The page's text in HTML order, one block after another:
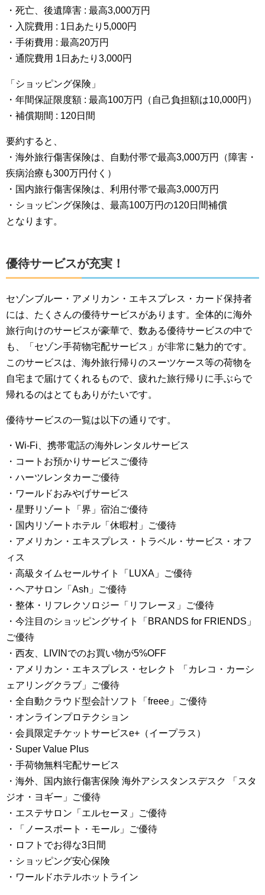
・死亡、後遺障害 : 最高3,000万円
・入院費用 : 1日あたり5,000円
・手術費用 : 最高20万円
・通院費用 1日あたり3,000円
「ショッピング保険」
・年間保証限度額 : 最高100万円（自己負担額は10,000円）
・補償期間 : 120日間
要約すると、
・海外旅行傷害保険は、自動付帯で最高3,000万円（障害・
疾病治療も300万円付く）
・国内旅行傷害保険は、利用付帯で最高3,000万円
・ショッピング保険は、最高100万円の120日間補償
となります。
優待サービスが充実！
セゾンブルー・アメリカン・エキスプレス・カード保持者
には、たくさんの優待サービスがあります。全体的に海外
旅行向けのサービスが豪華で、数ある優待サービスの中で
も、「セゾン手荷物宅配サービス」が非常に魅力的です。
このサービスは、海外旅行帰りのスーツケース等の荷物を
自宅まで届けてくれるもので、疲れた旅行帰りに手ぶらで
帰れるのはとてもありがたいです。
優待サービスの一覧は以下の通りです。
・Wi-Fi、携帯電話の海外レンタルサービス
・コートお預かりサービスご優待
・ハーツレンタカーご優待
・ワールドおみやげサービス
・星野リゾート「界」宿泊ご優待
・国内リゾートホテル「休暇村」ご優待
・アメリカン・エキスプレス・トラベル・サービス・オフ
ィス
・高級タイムセールサイト「LUXA」ご優待
・ヘアサロン「Ash」ご優待
・整体・リフレクソロジー「リフレーヌ」ご優待
・今注目のショッピングサイト「BRANDS for FRIENDS」
ご優待
・西友、LIVINでのお買い物が5%OFF
・アメリカン・エキスプレス・セレクト 「カレコ・カーシ
ェアリングクラブ」ご優待
・全自動クラウド型会計ソフト「freee」ご優待
・オンラインプロテクション
・会員限定チケットサービスe+（イープラス）
・Super Value Plus
・手荷物無料宅配サービス
・海外、国内旅行傷害保険 海外アシスタンスデスク 「スタ
ジオ・ヨギー」ご優待
・エステサロン「エルセーヌ」ご優待
・「ノースポート・モール」ご優待
・ロフトでお得な3日間
・ショッピング安心保険
・ワールドホテルホットライン